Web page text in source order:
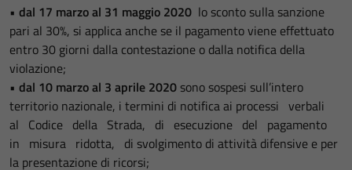
• dal 17 marzo al 31 maggio 2020 lo sconto sulla sanzione
pari al 30%, si applica anche se il pagamento viene effettuato
entro 30 giorni dalla contestazione o dalla notifica della
violazione;
• dal 10 marzo al 3 aprile 2020 sono sospesi sull’intero
territorio nazionale, i termini di notifica ai processi verbali
al Codice della Strada, di esecuzione del pagamento
in misura ridotta, di svolgimento di attività difensive e per
la presentazione di ricorsi;